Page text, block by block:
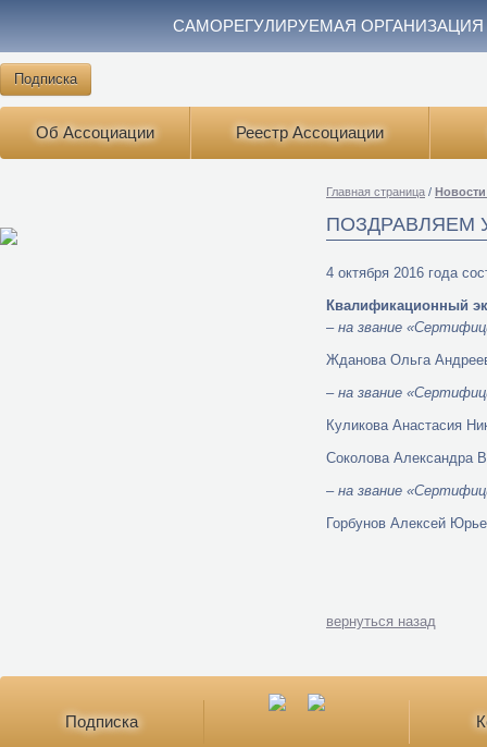
САМОРЕГУЛИРУЕМАЯ
Подписка
Об Ассоциации Реестр Ассоциации
Главная страница /
ПОЗДРАВЛЯЕМ
4 октября 2016 года
Квалификационный
– на звание
Жданова Ольга
– на звание
Куликова Анастасия
Соколова Александра
– на звание
Горбунов Алексей
вернуться назад
Подписка